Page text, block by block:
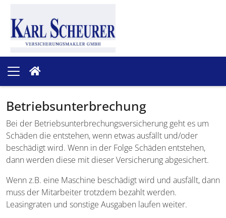
Betriebsunterbrechung
Bei der Betriebsunterbrechungs­versicherung geht es um
Schäden die entstehen, wenn etwas ausfällt und/oder
beschädigt wird. Wenn in der Folge Schäden entstehen,
dann werden diese mit dieser Versicherung abgesichert.
Wenn z.B. eine Maschine beschädigt wird und ausfällt, dann
muss der Mitarbeiter trotzdem bezahlt werden.
Leasingraten und sonstige Ausgaben laufen weiter.